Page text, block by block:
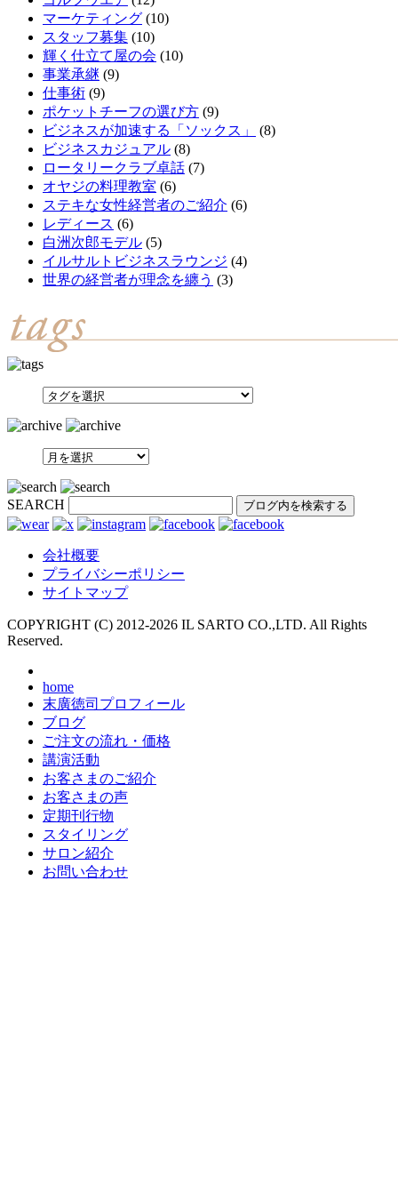
マーケティング (10)
スタッフ募集 (10)
輝く仕立て屋の会 (10)
事業承継 (9)
仕事術 (9)
ポケットチーフの選び方 (9)
ビジネスが加速する「ソックス」
(8)
ビジネスカジュアル (8)
ロータリークラブ卓話 (7)
オヤジの料理教室 (6)
ステキな女性経営者のご紹介 (6)
レディース (6)
白洲次郎モデル (5)
イルサルトビジネスラウンジ (4)
世界の経営者が理念を纏う (3)
SEARCH
会社概要
プライバシーポリシー
サイトマップ
COPYRIGHT (C) 2012-2026 IL SARTO CO.,LTD. All Rights
Reserved.
home
末廣徳司プロフィール
ブログ
ご注文の流れ・価格
講演活動
お客さまのご紹介
お客さまの声
定期刊行物
スタイリング
サロン紹介
お問い合わせ